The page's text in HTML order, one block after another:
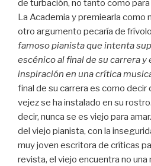
de turbación, no tanto como
La Academia y premiearla como
otro argumento pecaría de
famoso pianista que intenta
escénico al final de su carrera y
inspiración en una crítica
final de su carrera es como decir
vejez se ha instalado en su
decir, nunca se es viejo para
del viejo pianista, con la
muy joven escritora de críticas
revista, el viejo encuentra no una